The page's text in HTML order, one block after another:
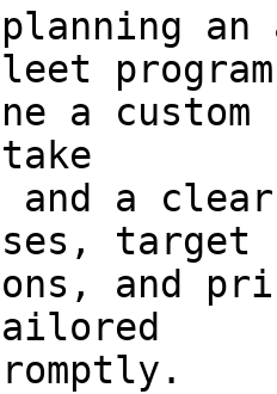
an
a
and a
target
and